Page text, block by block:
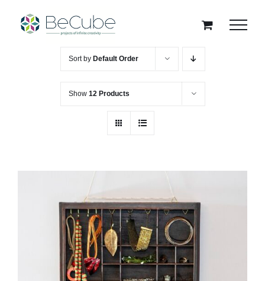
content
Sort by Default Order
Show 12 Products